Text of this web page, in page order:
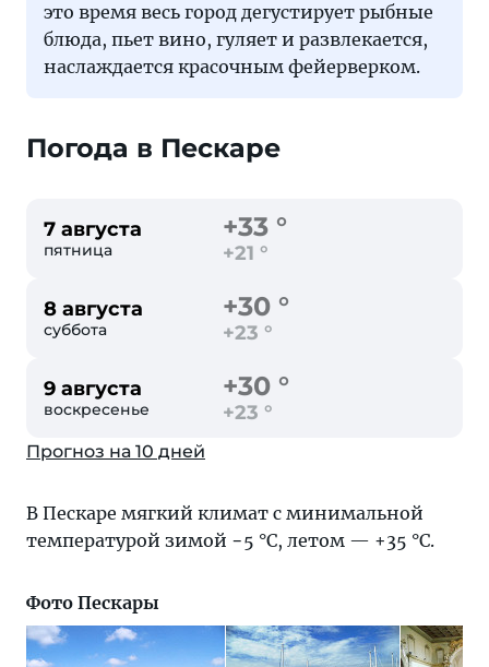
это время весь город дегустирует рыбные
блюда, пьет вино, гуляет и развлекается,
наслаждается красочным фейерверком.
Погода в Пескаре
7 августа
пятница
+33 °
+21 °
8 августа
суббота
+30 °
+23 °
9 августа
воскресенье
+30 °
+23 °
Прогноз на 10 дней
В Пескаре мягкий климат с минимальной
температурой зимой −5 °C, летом — +35 °C.
Фото Пескары